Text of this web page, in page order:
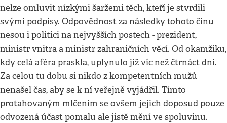
nelze omluvit nízkými šaržemi těch, kteří je stvrdili
svými podpisy. Odpovědnost za následky tohoto činu
nesou i politici na nejvyšších postech - prezident,
ministr vnitra a ministr zahraničních věcí. Od okamžiku,
kdy celá aféra praskla, uplynulo již víc než čtrnáct dní.
Za celou tu dobu si nikdo z kompetentních mužů
nenašel čas, aby se k ní veřejně vyjádřil. Tímto
protahovaným mlčením se ovšem jejich doposud pouze
odvozená účast pomalu ale jistě mění ve spoluvinu.